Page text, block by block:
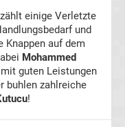
zählt einige Verletzte
und
Knappen auf dem
Mohammed
guten Leistungen
buhlen zahlreiche
!